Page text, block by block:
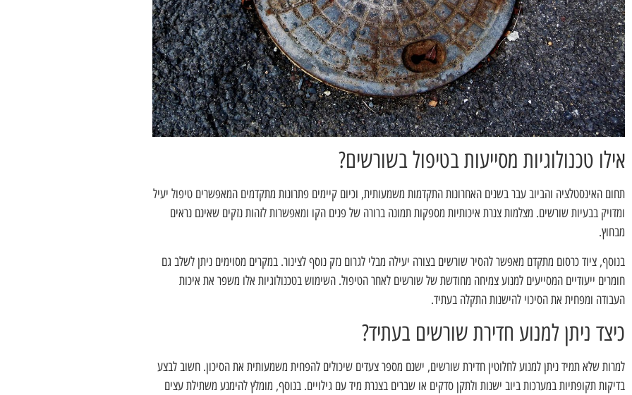
אילו טכנולוגיות מסייעות בטיפול בשורשים?
תחום האינסטלציה והביוב עבר בשנים האחרונות התקדמות משמעותית, וכיום קיימים פתרונות מתקדמים המאפשרים טיפול יעיל
ומדויק בבעיות שורשים. מצלמות צנרת איכותיות מספקות תמונה ברורה של פנים הקו ומאפשרות לזהות נזקים שאינם נראים
מבחוץ.
בנוסף, ציוד כרסום מתקדם מאפשר להסיר שורשים בצורה יעילה מבלי לגרום נזק נוסף לצינור. במקרים מסוימים ניתן לשלב גם
חומרים ייעודיים המסייעים למנוע צמיחה מחודשת של שורשים לאחר הטיפול. השימוש בטכנולוגיות אלו משפר את איכות
העבודה ומפחית את הסיכוי להישנות התקלה בעתיד.
כיצד ניתן למנוע חדירת שורשים בעתיד?
למרות שלא תמיד ניתן למנוע לחלוטין חדירת שורשים, ישנם מספר צעדים שיכולים להפחית משמעותית את הסיכון. חשוב לבצע
בדיקות תקופתיות במערכות ביוב ישנות ולתקן סדקים או שברים בצנרת מיד עם גילויים. בנוסף, מומלץ להימנע משתילת עצים